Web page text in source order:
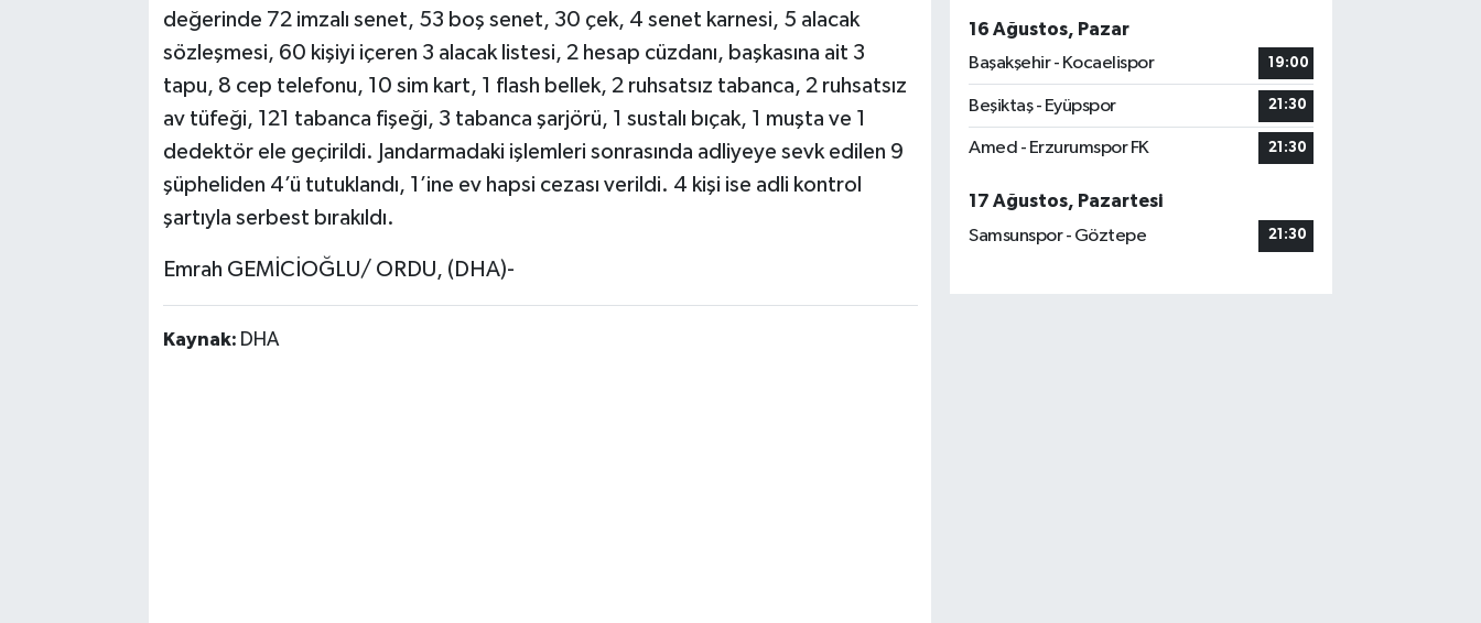
değerinde 72 imzalı senet, 53 boş senet, 30 çek, 4 senet karnesi, 5 alacak
sözleşmesi, 60 kişiyi içeren 3 alacak listesi, 2 hesap cüzdanı, başkasına ait 3
tapu, 8 cep telefonu, 10 sim kart, 1 flash bellek, 2 ruhsatsız tabanca, 2 ruhsatsız
av tüfeği, 121 tabanca fişeği, 3 tabanca şarjörü, 1 sustalı bıçak, 1 muşta ve 1
dedektör ele geçirildi. Jandarmadaki işlemleri sonrasında adliyeye sevk edilen 9
şüpheliden 4’ü tutuklandı, 1’ine ev hapsi cezası verildi. 4 kişi ise adli kontrol
şartıyla serbest bırakıldı.
Emrah GEMİCİOĞLU/ ORDU, (DHA)-
Kaynak: DHA
16 Ağustos, Pazar
Başakşehir - Kocaelispor
19:00
Beşiktaş - Eyüpspor 21:30
Amed - Erzurumspor FK 21:30
17 Ağustos, Pazartesi
Samsunspor - Göztepe
21:30